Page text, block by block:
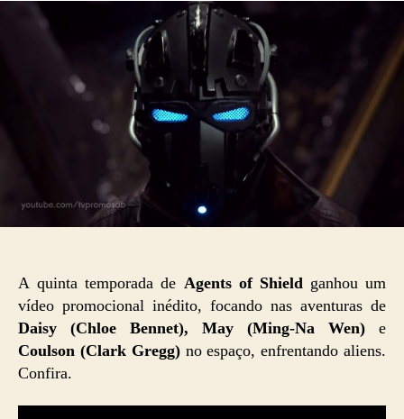
A quinta temporada de Agents of Shieldganhou um
vídeo promocional inédito, focando nas aventuras de
Daisy (Chloe Bennet), May (Ming-Na Wen) e
Coulson (Clark Gregg)no espaço, enfrentando aliens.
Confira.